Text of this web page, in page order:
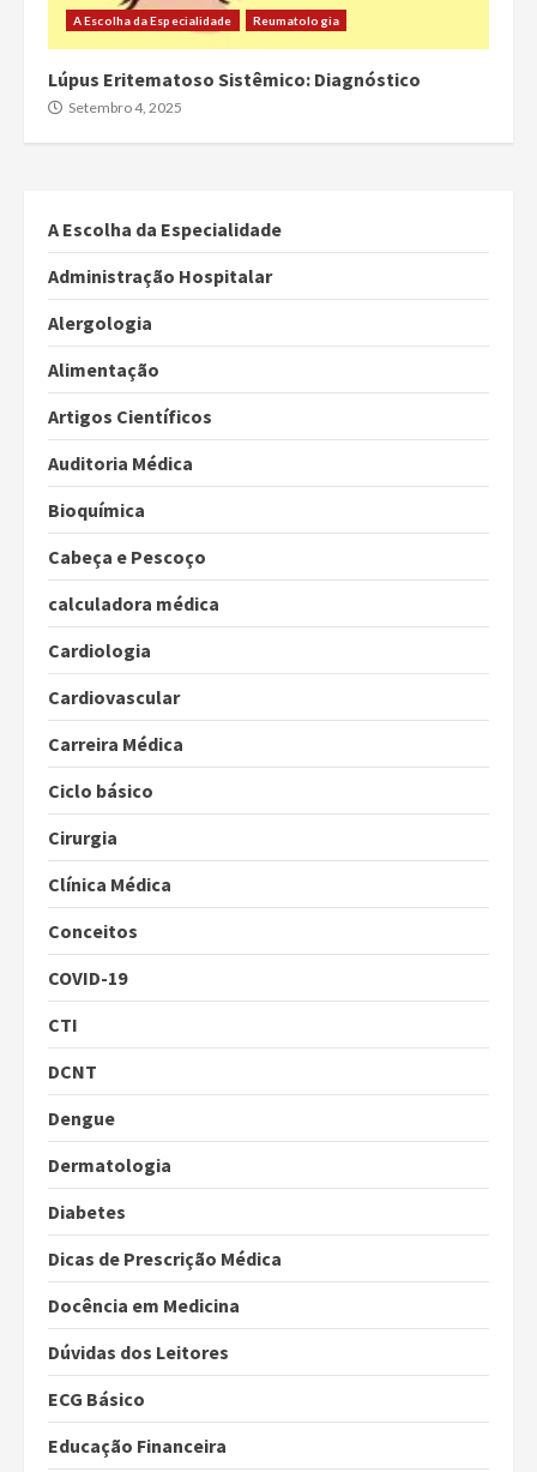
A Escolha da Especialidade Reumatologia
Lúpus Eritematoso Sistêmico: Diagnóstico
Setembro 4, 2025
A Escolha da Especialidade
Administração Hospitalar
Alergologia
Alimentação
Artigos Científicos
Auditoria Médica
Bioquímica
Cabeça e Pescoço
calculadora médica
Cardiologia
Cardiovascular
Carreira Médica
Ciclo básico
Cirurgia
Clínica Médica
Conceitos
COVID-19
CTI
DCNT
Dengue
Dermatologia
Diabetes
Dicas de Prescrição Médica
Docência em Medicina
Dúvidas dos Leitores
ECG Básico
Educação Financeira